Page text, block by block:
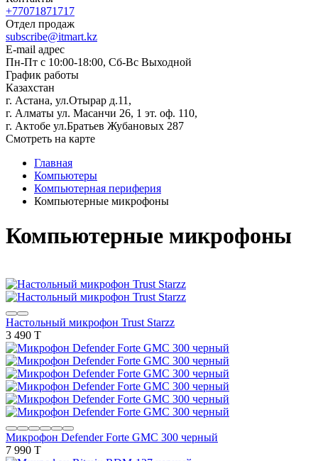
+77071871717
Отдел продаж
subscribe@itmart.kz
E-mail адрес
Пн-Пт с 10:00-18:00, Сб-Вс Выходной
График работы
Казахстан
г. Астана, ул.Отырар д.11,
г. Алматы ул. Масанчи 26, 1 эт. оф. 110,
г. Актобе ул.Братьев Жубановых 287
Смотреть на карте
Главная
Компьютеры
Компьютерная периферия
Компьютерные микрофоны
Компьютерные микрофоны
Настольный микрофон Trust Starzz
3 490 T
Микрофон Defender Forte GMC 300 черный
7 990 T